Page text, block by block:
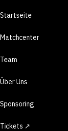
Startseite
Matchcenter
Team
Über Uns
Sponsoring
Tickets ↗